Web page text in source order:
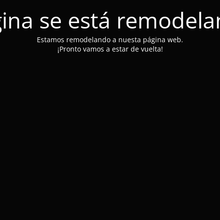
se está
Estamos remodelando a nuesta página web.
¡Pronto vamos a estar de vuelta!